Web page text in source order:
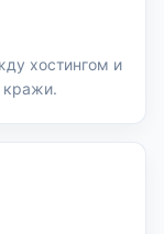
хостингом и
кражи.